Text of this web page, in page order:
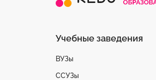
Учебные заведения
ВУЗы
ССУЗы